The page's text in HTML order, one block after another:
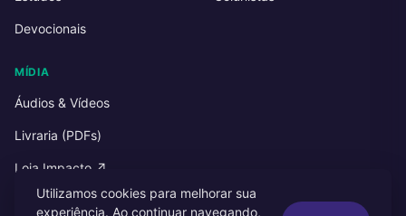
Devocionais
MÍDIA
Áudios & Vídeos
Livraria (PDFs)
Loja Impacto ↗
Utilizamos cookies para melhorar sua
experiência. Ao continuar navegando,